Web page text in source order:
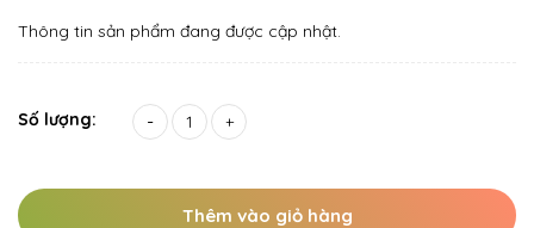
Thông tin sản phẩm đang được cập nhật.
Số lượng: - +
Thêm vào giỏ hàng